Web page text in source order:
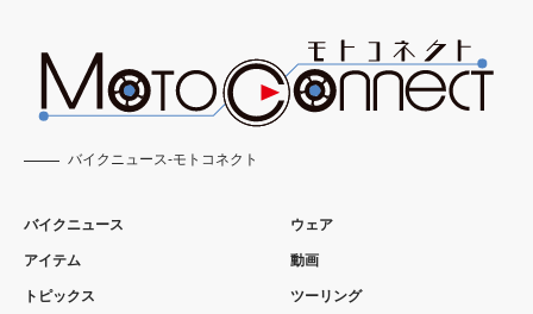
バイクニュース-モトコネクト
バイクニュース
アイテム
トピックス
ウェア
動画
ツーリング